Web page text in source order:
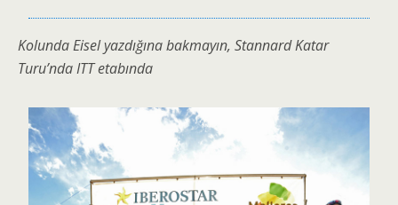
Kolunda Eisel yazdığına bakmayın, Stannard Katar
Turu’nda ITT etabında